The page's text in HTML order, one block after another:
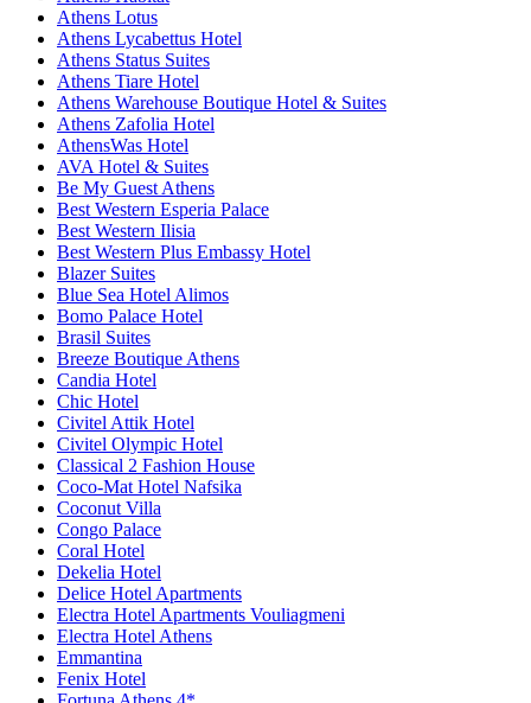
Athens Lotus
Athens Lycabettus Hotel
Athens Status Suites
Athens Tiare Hotel
Athens Warehouse Boutique Hotel & Suites
Athens Zafolia Hotel
AthensWas Hotel
AVA Hotel & Suites
Be My Guest Athens
Best Western Esperia Palace
Best Western Ilisia
Best Western Plus Embassy Hotel
Blazer Suites
Blue Sea Hotel Alimos
Bomo Palace Hotel
Brasil Suites
Breeze Boutique Athens
Candia Hotel
Chic Hotel
Civitel Attik Hotel
Civitel Olympic Hotel
Classical 2 Fashion House
Coco-Mat Hotel Nafsika
Coconut Villa
Congo Palace
Coral Hotel
Dekelia Hotel
Delice Hotel Apartments
Electra Hotel Apartments Vouliagmeni
Electra Hotel Athens
Emmantina
Fenix Hotel